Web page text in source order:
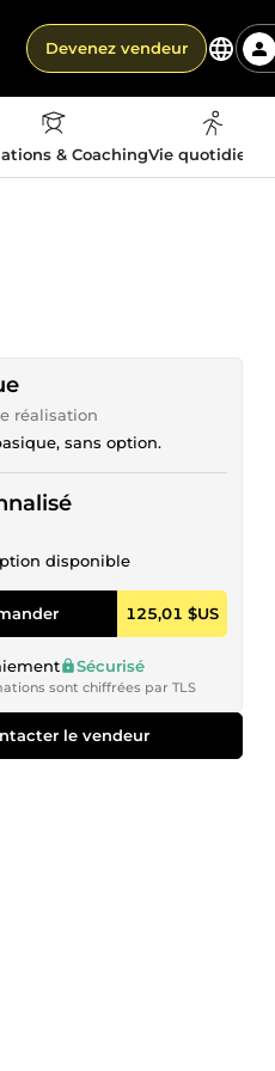
Devenez vendeur
& CoachingVie
réalisation
sans option.
disponible
125,01 $US
Sécurisé
sont chiffrées par TLS
le vendeur